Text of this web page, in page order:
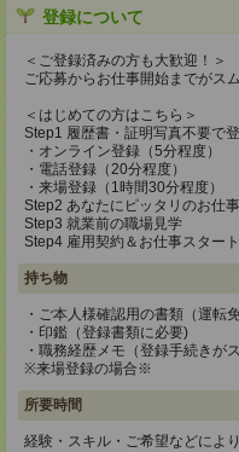
登録について
＜ご登録済みの方も大歓迎！＞
ご応募からお仕事開始までがス
＜はじめての方はこちら＞
Step1 履歴書・証明写真不要で登
・オンライン登録（5分程度）
・電話登録（20分程度）
・来場登録（1時間30分程度）
Step2 あなたにピッタリのお仕
Step3 就業前の職場見学
Step4 雇用契約＆お仕事スタート
持ち物
・ご本人様確認用の書類（運転
・印鑑（登録書類に必要)
・職務経歴メモ（登録手続きが
※来場登録の場合※
所要時間
経験・スキル・ご希望などによ